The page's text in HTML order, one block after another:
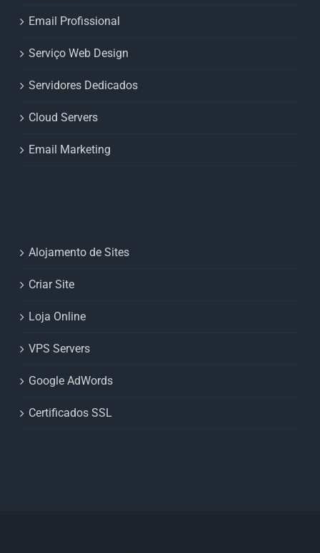
Email Profissional
Serviço Web Design
Servidores Dedicados
Cloud Servers
Email Marketing
Alojamento de Sites
Criar Site
Loja Online
VPS Servers
Google AdWords
Certificados SSL